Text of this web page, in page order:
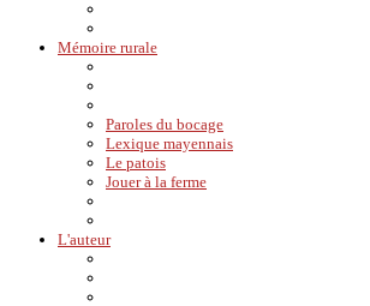
Mémoire rurale
Paroles du bocage
Lexique mayennais
Le patois
Jouer à la ferme
L'auteur